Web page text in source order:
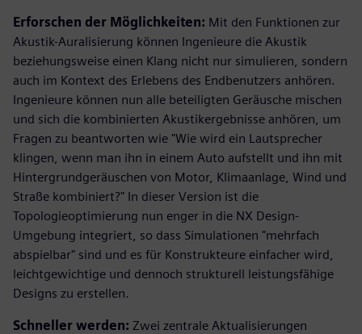
Erforschen der Möglichkeiten: Mit den Funktionen zur
Akustik-Auralisierung können Ingenieure die Akustik
beziehungsweise einen Klang nicht nur simulieren, sondern
auch im Kontext des Erlebens des Endbenutzers anhören.
Ingenieure können nun alle beteiligten Geräusche mischen
und sich die kombinierten Akustikergebnisse anhören, um
Fragen zu beantworten wie "Wie wird ein Lautsprecher
klingen, wenn man ihn in einem Auto aufstellt und ihn mit
Hintergrundgeräuschen von Motor, Klimaanlage, Wind und
Straße kombiniert?" In dieser Version ist die
Topologieoptimierung nun enger in die NX Design-
Umgebung integriert, so dass Simulationen "mehrfach
abspielbar" sind und es für Konstrukteure einfacher wird,
leichtgewichtige und dennoch strukturell leistungsfähige
Designs zu erstellen.
Schneller werden: Zwei zentrale Aktualisierungen